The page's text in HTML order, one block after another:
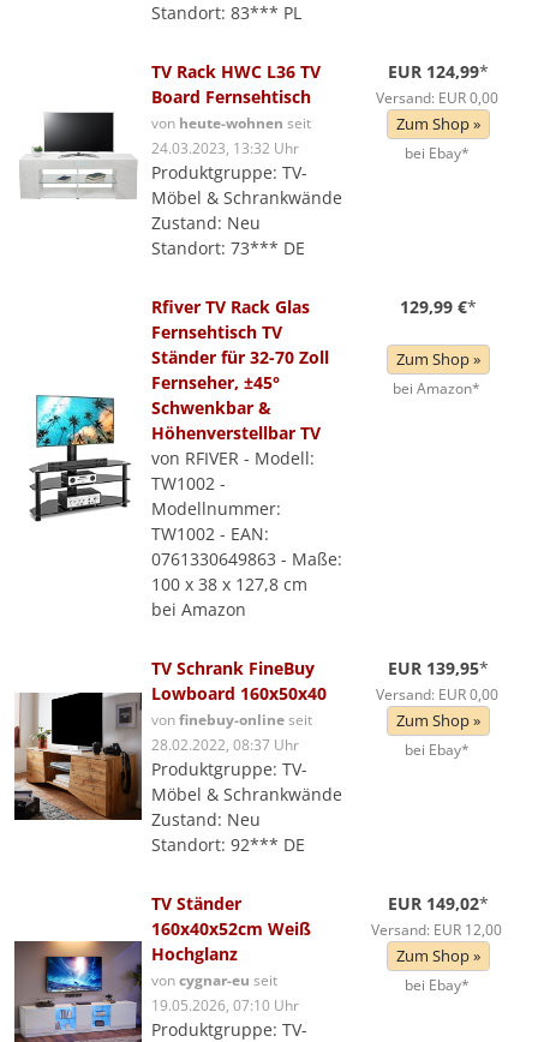
Standort: 83*** PL
TV Rack HWC L36 TV
Board Fernsehtisch
von heute-wohnen seit
24.03.2023, 13:32 Uhr
Produktgruppe: TV-
Möbel & Schrankwände
Zustand: Neu
Standort: 73*** DE
EUR 124,99*
Versand: EUR 0,00
Zum Shop »
bei Ebay*
Rfiver TV Rack Glas
Fernsehtisch TV
Ständer für 32-70 Zoll
Fernseher, ±45°
Schwenkbar &
Höhenverstellbar TV
von RFIVER - Modell:
TW1002 -
Modellnummer:
TW1002 - EAN:
0761330649863 - Maße:
100 x 38 x 127,8 cm
bei Amazon
129,99 €*
Zum Shop »
bei Amazon*
TV Schrank FineBuy
Lowboard 160x50x40
vonfinebuy-onlineseit
28.02.2022, 08:37 Uhr
Produktgruppe: TV-
Möbel & Schrankwände
Zustand: Neu
Standort: 92*** DE
EUR 139,95*
Versand: EUR 0,00
Zum Shop »
bei Ebay*
TV Ständer
160x40x52cm Weiß
Hochglanz
voncygnar-eu seit
19.05.2026, 07:10 Uhr
Produktgruppe: TV-
EUR 149,02*
Versand: EUR 12,00
Zum Shop »
bei Ebay*